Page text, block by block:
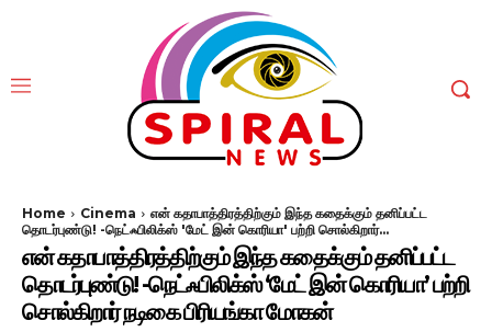
Home Cinema
என் கதாபாத்திரத்திற்கும் இந்த கதைக்கும் தனிப்பட்ட
தொடர்புண்டு! -நெட்ஃபிலிக்ஸ் 'மேட் இன் கொரியா' பற்றி சொல்கிறார்...
என் கதாபாத்திரத்திற்கும் இந்த கதைக்கும் தனிப்பட்ட
தொடர்புண்டு! -நெட்ஃபிலிக்ஸ் ‘மேட் இன் கொரியா’ பற்றி
சொல்கிறார் நடிகை பிரியங்கா மோகன்